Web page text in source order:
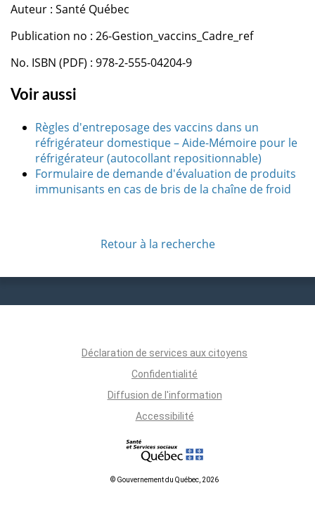
Auteur : Santé Québec
Publication no : 26-Gestion_vaccins_Cadre_ref
No. ISBN (PDF) : 978-2-555-04204-9
Voir aussi
Règles d'entreposage des vaccins dans un
réfrigérateur domestique – Aide-Mémoire pour le
réfrigérateur (autocollant repositionnable)
Formulaire de demande d'évaluation de produits
immunisants en cas de bris de la chaîne de froid
Retour à la recherche
Déclaration de services aux citoyens
Confidentialité
Diffusion de l'information
Accessibilité
© Gouvernement du Québec, 2026